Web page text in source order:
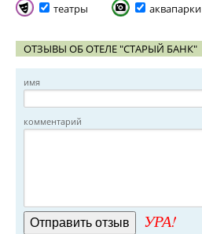
театры аквапарки
ОТЗЫВЫ ОБ ОТЕЛЕ "СТАРЫЙ БАНК"
имя
комментарий
УРА!